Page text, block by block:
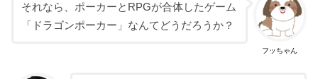
フッちゃん
それなら、ポーカーとRPGが合体したゲーム
「ドラゴンポーカー」なんてどうだろうか？